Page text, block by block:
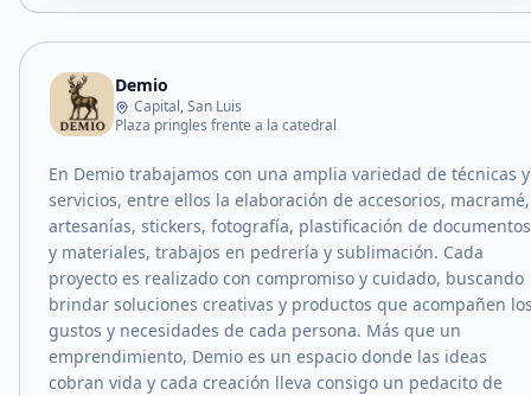
Demio
Capital, San Luis
Plaza pringles frente a la catedral
En Demio trabajamos con una amplia variedad de técnicas y
servicios, entre ellos la elaboración de accesorios, macramé,
artesanías, stickers, fotografía, plastificación de documentos
y materiales, trabajos en pedrería y sublimación. Cada
proyecto es realizado con compromiso y cuidado, buscando
brindar soluciones creativas y productos que acompañen
gustos y necesidades de cada persona. Más que un
emprendimiento, Demio es un espacio donde las ideas
cobran vida y cada creación lleva consigo un pedacito de